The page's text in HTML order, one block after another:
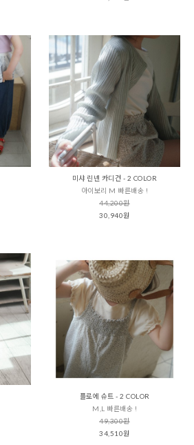
미샤 린넨 카디건 - 2 COLOR
아이보리 M 빠른배송 !
44,200원
30,940원
플로에 슈트 - 2 COLOR
M,L 빠른배송 !
49,300원
34,510원